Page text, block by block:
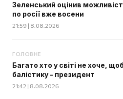
Зеленський оцінив
по росії вже восени
21:59 | 8.08.2026
ГОЛОВНЕ
Багато хто у світі не хоче,
балістику - президент
21:42 | 8.08.2026